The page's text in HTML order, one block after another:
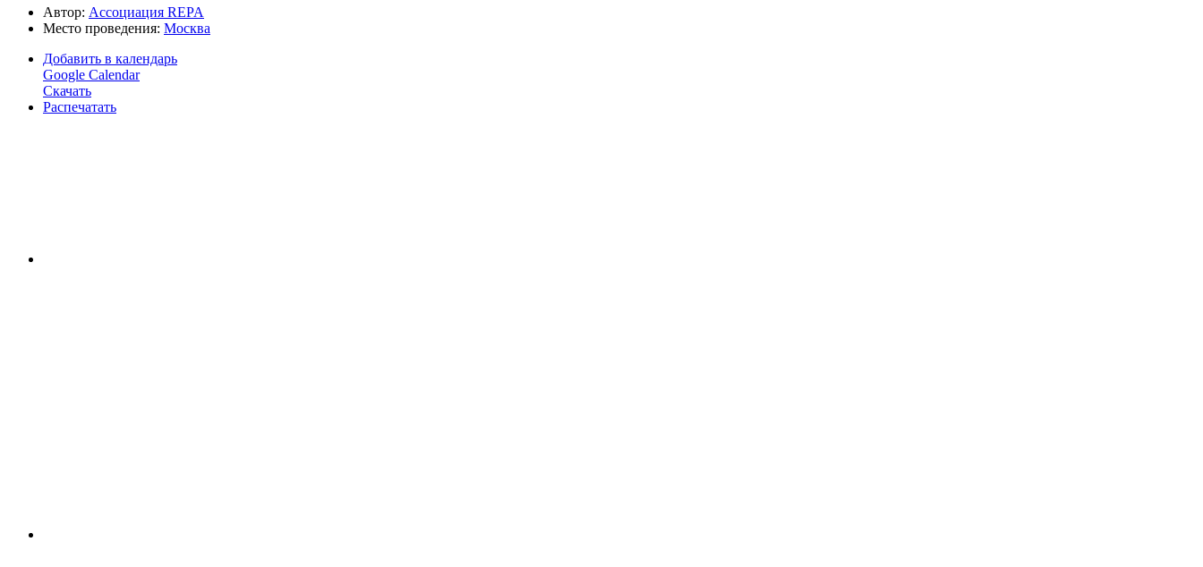
Автор: Ассоциация REPA
Место проведения: Москва
Добавить в календарь
Google Calendar
Скачать
Распечатать